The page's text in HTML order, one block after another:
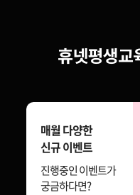
매월 다양한
신규 이벤트
진행중인 이벤트가
궁금하다면?